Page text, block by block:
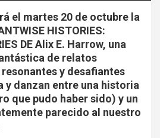
el martes 20 de octubre la
HISTORIES:
DE Alix E. Harrow, una
de relatos
y desafiantes
y danzan entre una historia
que pudo haber sido) y un
parecido al nuestro